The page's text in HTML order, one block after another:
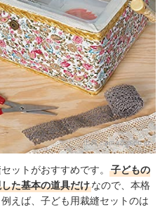
出典：amazon.co.jp
ットがおすすめです。
子どもの
た基本の道具だけなので、本格
えば、子ども用裁縫セットのは